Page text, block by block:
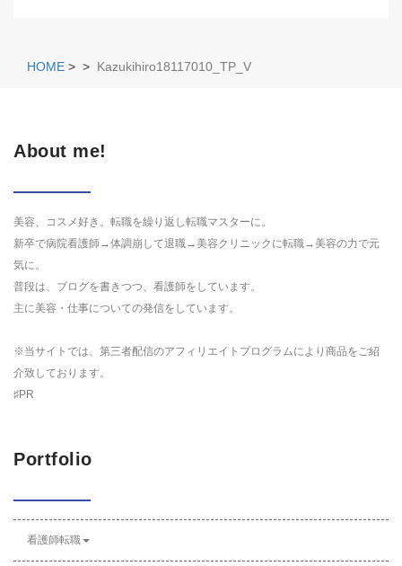
HOME > > Kazukihiro18117010_TP_V
About me!
美容、コスメ好き。転職を繰り返し転職マスターに。
新卒で病院看護師→体調崩して退職→美容クリニックに転職→美容の力で元
気に。
普段は、ブログを書きつつ、看護師をしています。
主に美容・仕事についての発信をしています。
※当サイトでは、第三者配信のアフィリエイトプログラムにより商品をご紹
介致しております。
♯PR
Portfolio
看護師転職